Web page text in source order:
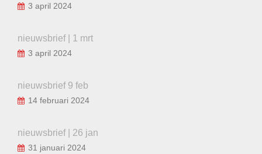
3 april 2024
nieuwsbrief | 1 mrt
3 april 2024
nieuwsbrief 9 feb
14 februari 2024
nieuwsbrief | 26 jan
31 januari 2024